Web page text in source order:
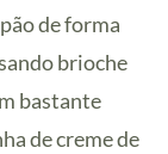
de forma
brioche
bastante
de creme de